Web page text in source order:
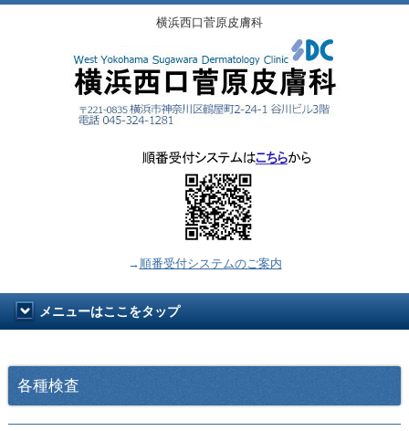
横浜西口菅原皮膚科
→ 順番受付システムのご案内
メニューはここをタップ
各種検査